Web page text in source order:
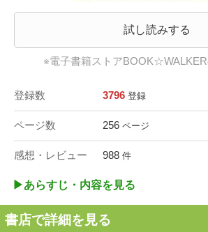
試し読みする
※電子書籍ストア
登録数 3796 登録
ページ数 256 ページ
感想・レビュー 988 件
▶︎あらすじ・内容を見る
書店で詳細を見る